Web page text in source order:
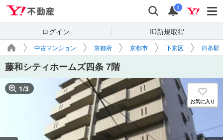
検索 通知
i
ログイン ID新規取得
中古マンション 京都府 京都市 下京区 四条駅
藤和シティホームズ四条 7階
1/3
お気に入り